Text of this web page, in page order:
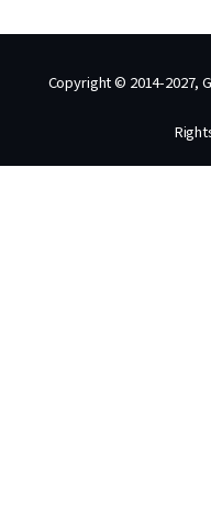
Copyright © 2014-2027,